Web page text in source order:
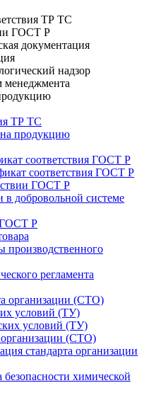
ТР ТС
ГОСТ Р
документация
надзор
менеджмента
ТР ТС
продукцию
соответствия ГОСТ Р
соответствия ГОСТ Р
ГОСТ Р
в добровольной системе
ГОСТ Р
производственного
регламента
организации (СТО)
условий (ТУ)
условий (ТУ)
организации (СТО)
стандарта организации
безопасности химической